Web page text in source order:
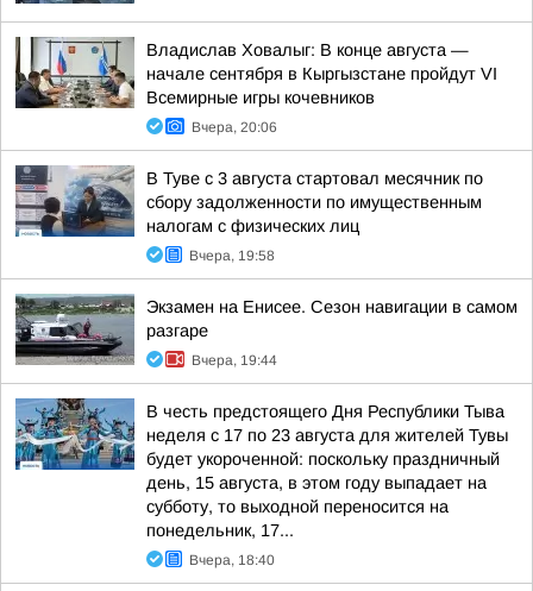
Владислав Ховалыг: В конце августа —
начале сентября в Кыргызстане пройдут VI
Всемирные игры кочевников
Вчера, 20:06
В Туве с 3 августа стартовал месячник по
сбору задолженности по имущественным
налогам с физических лиц
Вчера, 19:58
Экзамен на Енисее. Сезон навигации в самом
разгаре
Вчера, 19:44
В честь предстоящего Дня Республики Тыва
неделя с 17 по 23 августа для жителей Тувы
будет укороченной: поскольку праздничный
день, 15 августа, в этом году выпадает на
субботу, то выходной переносится на
понедельник, 17...
Вчера, 18:40